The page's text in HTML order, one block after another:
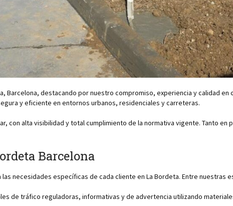
Barcelona, destacando por nuestro compromiso, experiencia y calidad
y eficiente en entornos urbanos, residenciales y carreteras.
con alta visibilidad y total cumplimiento de la normativa vigente. Tanto
Barcelona
necesidades específicas de cada cliente en La Bordeta. Entre nuestras
de tráfico reguladoras, informativas y de advertencia utilizando